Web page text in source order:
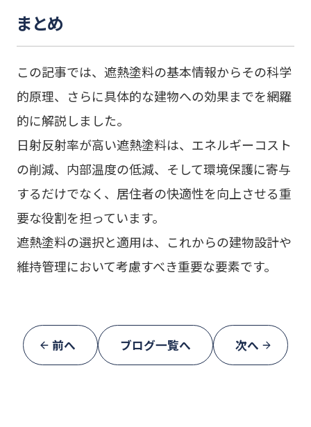
まとめ
この記事では、遮熱塗料の基本情報からその科学
的原理、さらに具体的な建物への効果までを網羅
的に解説しました。
日射反射率が高い遮熱塗料は、エネルギーコスト
の削減、内部温度の低減、そして環境保護に寄与
するだけでなく、居住者の快適性を向上させる重
要な役割を担っています。
遮熱塗料の選択と適用は、これからの建物設計や
維持管理において考慮すべき重要な要素です。
前へ ブログ一覧へ 次へ